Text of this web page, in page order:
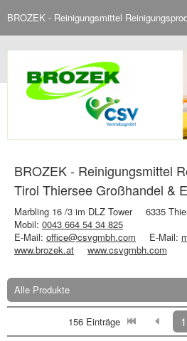
BROZEK - Reinigungsmittel
BROZEK - Reinigungsmittel
Tirol Thiersee Großhandel &
Marbling 16 /3 im DLZ Tower
6335
Mobil: 0043 664 54 34 825
E-Mail: office@csvgmbh.com E-Mail:
www.brozek.at
www.csvgmbh.com
Alle Produkte
156 Einträge 1